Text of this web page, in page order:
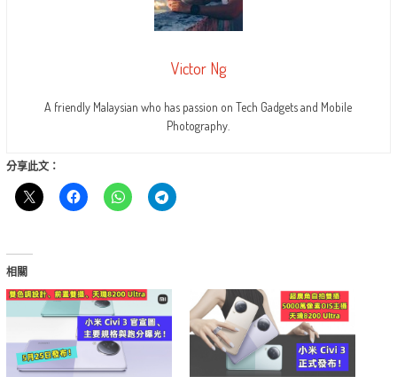
Victor Ng
A friendly Malaysian who has passion on Tech Gadgets and Mobile
Photography.
分享此文：
相關